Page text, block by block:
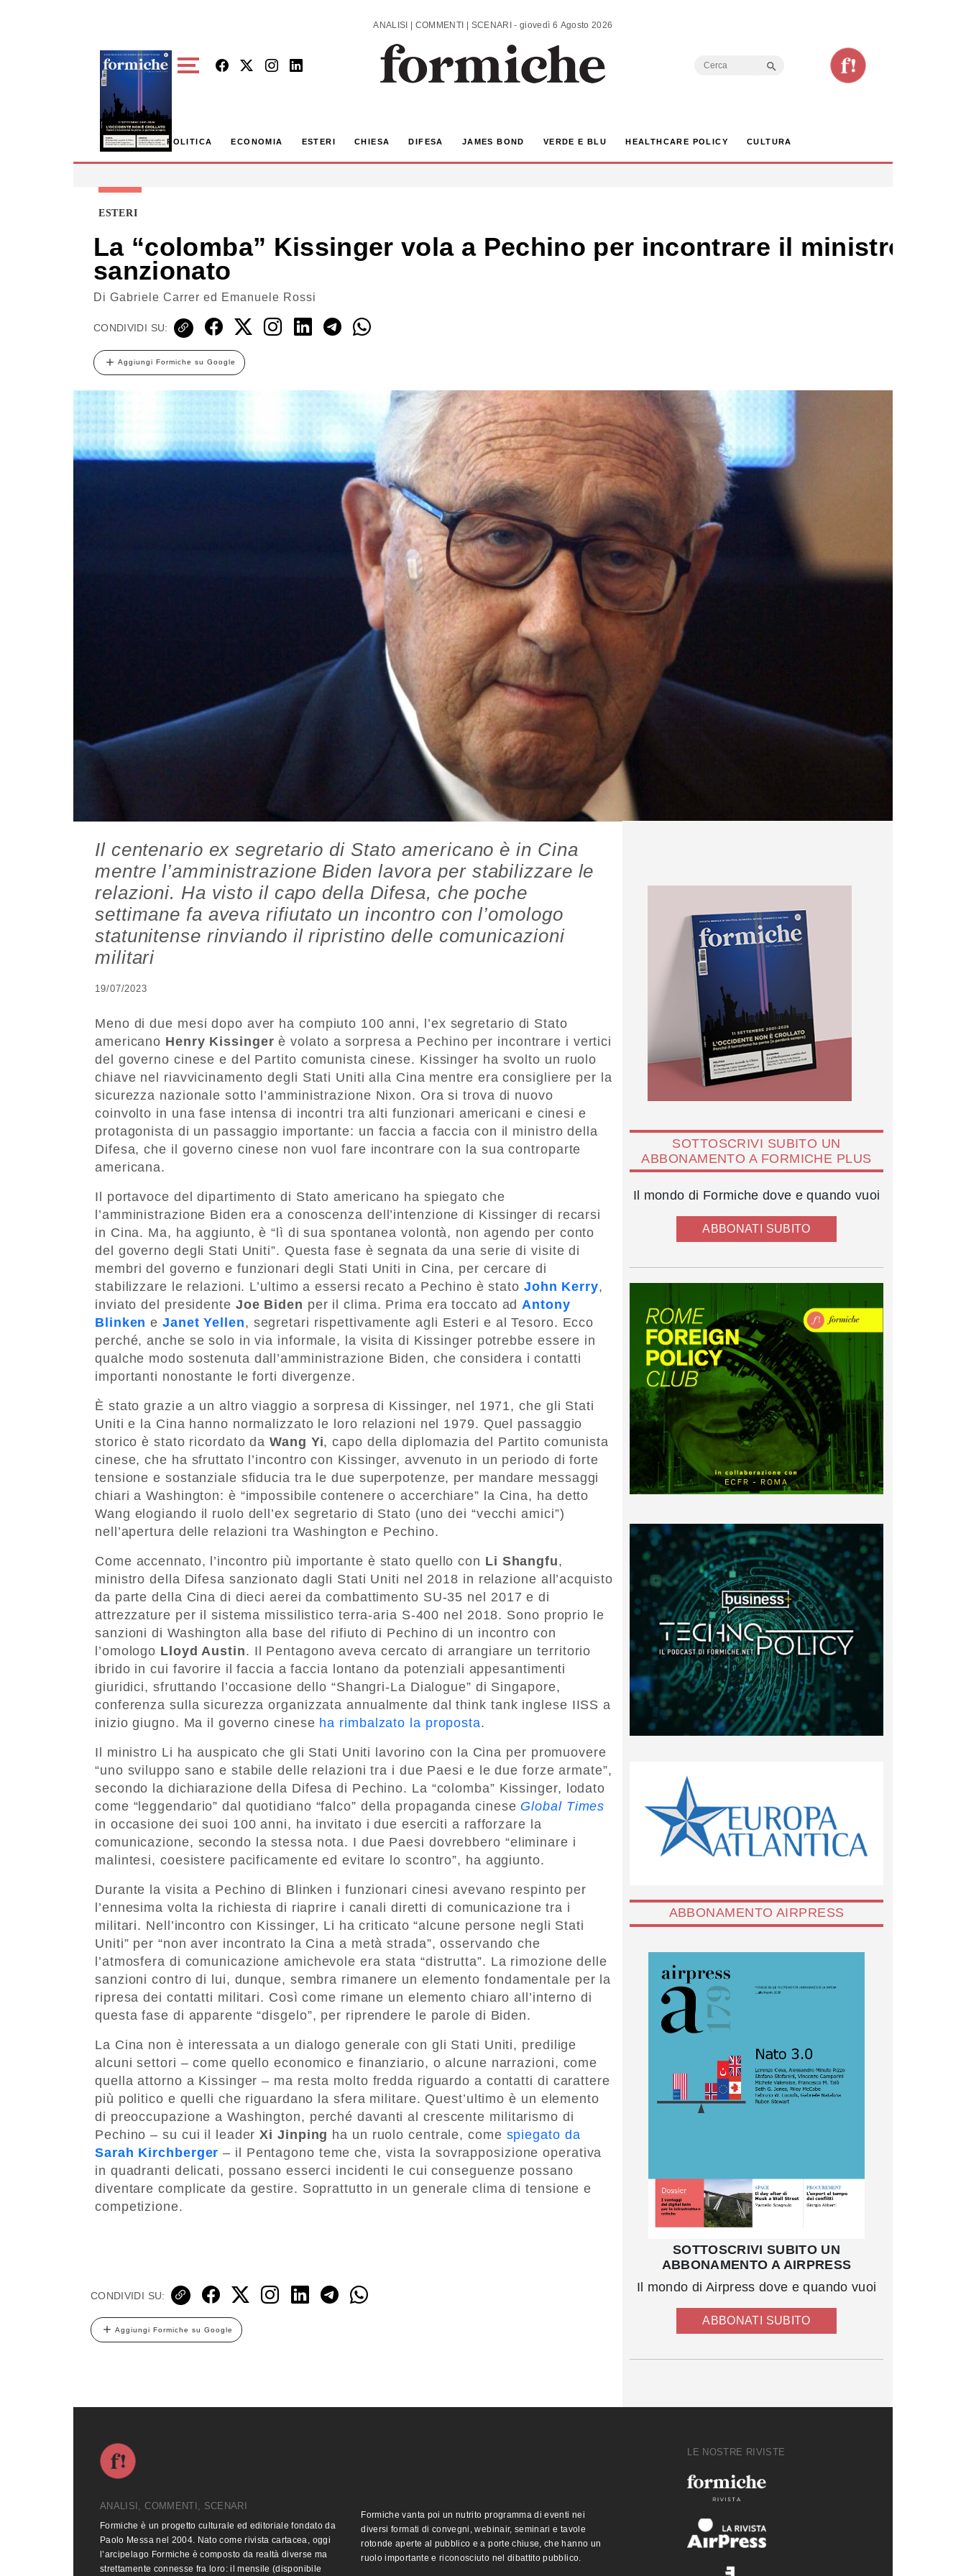
ANALISI | COMMENTI | SCENARI - giovedì 6 Agosto 2026
Search
POLITICA ECONOMIA ESTERI CHIESA DIFESA JAMES BOND VERDE E BLU HEALTHCARE POLICY CULTURA
ESTERI
La “colomba” Kissinger vola a Pechino per incontrare il ministro
sanzionato
Di Gabriele Carrer ed Emanuele Rossi
CONDIVIDI SU:
Aggiungi Formiche su Google
Il centenario ex segretario di Stato americano è in Cina
mentre l’amministrazione Biden lavora per stabilizzare le
relazioni. Ha visto il capo della Difesa, che poche
settimane fa aveva rifiutato un incontro con l’omologo
statunitense rinviando il ripristino delle comunicazioni
militari
19/07/2023
Meno di due mesi dopo aver ha compiuto 100 anni, l’ex segretario di Stato
americano Henry Kissinger è volato a sorpresa a Pechino per incontrare i vertici
del governo cinese e del Partito comunista cinese. Kissinger ha svolto un ruolo
chiave nel riavvicinamento degli Stati Uniti alla Cina mentre era consigliere per la
sicurezza nazionale sotto l’amministrazione Nixon. Ora si trova di nuovo
coinvolto in una fase intensa di incontri tra alti funzionari americani e cinesi e
protagonista di un passaggio importante: un faccia a faccia con il ministro della
Difesa, che il governo cinese non vuol fare incontrare con la sua controparte
americana.
Il portavoce del dipartimento di Stato americano ha spiegato che
l’amministrazione Biden era a conoscenza dell’intenzione di Kissinger di recarsi
in Cina. Ma, ha aggiunto, è “lì di sua spontanea volontà, non agendo per conto
del governo degli Stati Uniti”. Questa fase è segnata da una serie di visite di
membri del governo e funzionari degli Stati Uniti in Cina, per cercare di
stabilizzare le relazioni. L’ultimo a essersi recato a Pechino è stato John Kerry,
inviato del presidente Joe Biden per il clima. Prima era toccato ad Antony
Blinken e Janet Yellen, segretari rispettivamente agli Esteri e al Tesoro. Ecco
perché, anche se solo in via informale, la visita di Kissinger potrebbe essere in
qualche modo sostenuta dall’amministrazione Biden, che considera i contatti
importanti nonostante le forti divergenze.
È stato grazie a un altro viaggio a sorpresa di Kissinger, nel 1971, che gli Stati
Uniti e la Cina hanno normalizzato le loro relazioni nel 1979. Quel passaggio
storico è stato ricordato daWang Yi, capo della diplomazia del Partito comunista
cinese, che ha sfruttato l’incontro con Kissinger, avvenuto in un periodo di forte
tensione e sostanziale sfiducia tra le due superpotenze, per mandare messaggi
chiari a Washington: è “impossibile contenere o accerchiare” la Cina, ha detto
Wang elogiando il ruolo dell’ex segretario di Stato (uno dei “vecchi amici”)
nell’apertura delle relazioni tra Washington e Pechino.
Come accennato, l’incontro più importante è stato quello con Li Shangfu,
ministro della Difesa sanzionato dagli Stati Uniti nel 2018 in relazione all’acquisto
da parte della Cina di dieci aerei da combattimento SU-35 nel 2017 e di
attrezzature per il sistema missilistico terra-aria S-400 nel 2018. Sono proprio le
sanzioni di Washington alla base del rifiuto di Pechino di un incontro con
l’omologo Lloyd Austin. Il Pentagono aveva cercato di arrangiare un territorio
ibrido in cui favorire il faccia a faccia lontano da potenziali appesantimenti
giuridici, sfruttando l’occasione dello “Shangri-La Dialogue” di Singapore,
conferenza sulla sicurezza organizzata annualmente dal think tank inglese IISS a
inizio giugno. Ma il governo cinese ha rimbalzato la proposta.
Il ministro Li ha auspicato che gli Stati Uniti lavorino con la Cina per promuovere
“uno sviluppo sano e stabile delle relazioni tra i due Paesi e le due forze armate”,
secondo la dichiarazione della Difesa di Pechino. La “colomba” Kissinger, lodato
come “leggendario” dal quotidiano “falco” della propaganda cinese Global Times
in occasione dei suoi 100 anni, ha invitato i due eserciti a rafforzare la
comunicazione, secondo la stessa nota. I due Paesi dovrebbero “eliminare i
malintesi, coesistere pacificamente ed evitare lo scontro”, ha aggiunto.
Durante la visita a Pechino di Blinken i funzionari cinesi avevano respinto per
l’ennesima volta la richiesta di riaprire i canali diretti di comunicazione tra i
militari. Nell’incontro con Kissinger, Li ha criticato “alcune persone negli Stati
Uniti” per “non aver incontrato la Cina a metà strada”, osservando che
l’atmosfera di comunicazione amichevole era stata “distrutta”. La rimozione delle
sanzioni contro di lui, dunque, sembra rimanere un elemento fondamentale per la
ripresa dei contatti militari. Così come rimane un elemento chiaro all’interno di
questa fase di apparente “disgelo”, per riprendere le parole di Biden.
La Cina non è interessata a un dialogo generale con gli Stati Uniti, predilige
alcuni settori – come quello economico e finanziario, o alcune narrazioni, come
quella attorno a Kissinger – ma resta molto fredda riguardo a contatti di carattere
più politico e quelli che riguardano la sfera militare. Quest’ultimo è un elemento
di preoccupazione a Washington, perché davanti al crescente militarismo di
Pechino – su cui il leaderXi Jinping ha un ruolo centrale, come spiegato da
Sarah Kirchberger – il Pentagono teme che, vista la sovrapposizione operativa
in quadranti delicati, possano esserci incidenti le cui conseguenze possano
diventare complicate da gestire. Soprattutto in un generale clima di tensione e
competizione.
CONDIVIDI SU:
Aggiungi Formiche su Google
SOTTOSCRIVI SUBITO UN
ABBONAMENTO A FORMICHE PLUS
Il mondo di Formiche dove e quando vuoi
ABBONATI SUBITO
ABBONAMENTO AIRPRESS
SOTTOSCRIVI SUBITO UN
ABBONAMENTO A AIRPRESS
Il mondo di Airpress dove e quando vuoi
ABBONATI SUBITO
ANALISI, COMMENTI, SCENARI
Formiche è un progetto culturale ed editoriale fondato da
Paolo Messa nel 2004. Nato come rivista cartacea, oggi
l’arcipelago Formiche è composto da realtà diverse ma
strettamente connesse fra loro: il mensile (disponibile
Formiche vanta poi un nutrito programma di eventi nei
diversi formati di convegni, webinair, seminari e tavole
rotonde aperte al pubblico e a porte chiuse, che hanno un
ruolo importante e riconosciuto nel dibattito pubblico.
LE NOSTRE RIVISTE